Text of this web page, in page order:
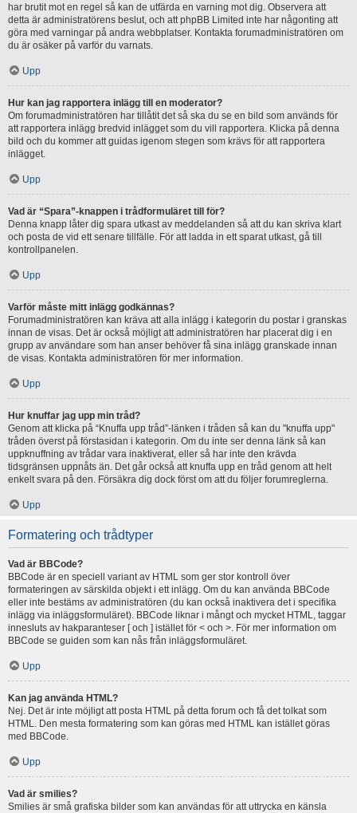
har brutit mot en regel så kan de utfärda en varning mot dig. Observera att
detta är administratörens beslut, och att phpBB Limited inte har någonting att
göra med varningar på andra webbplatser. Kontakta forumadministratören om
du är osäker på varför du varnats.
Upp
Hur kan jag rapportera inlägg till en moderator?
Om forumadministratören har tillåtit det så ska du se en bild som används för
att rapportera inlägg bredvid inlägget som du vill rapportera. Klicka på denna
bild och du kommer att guidas igenom stegen som krävs för att rapportera
inlägget.
Upp
Vad är “Spara”-knappen i trådformuläret till för?
Denna knapp låter dig spara utkast av meddelanden så att du kan skriva klart
och posta de vid ett senare tillfälle. För att ladda in ett sparat utkast, gå till
kontrollpanelen.
Upp
Varför måste mitt inlägg godkännas?
Forumadministratören kan kräva att alla inlägg i kategorin du postar i granskas
innan de visas. Det är också möjligt att administratören har placerat dig i en
grupp av användare som han anser behöver få sina inlägg granskade innan
de visas. Kontakta administratören för mer information.
Upp
Hur knuffar jag upp min tråd?
Genom att klicka på “Knuffa upp tråd”-länken i tråden så kan du "knuffa upp"
tråden överst på förstasidan i kategorin. Om du inte ser denna länk så kan
uppknuffning av trådar vara inaktiverat, eller så har inte den krävda
tidsgränsen uppnåts än. Det går också att knuffa upp en tråd genom att helt
enkelt svara på den. Försäkra dig dock först om att du följer forumreglerna.
Upp
Formatering och trådtyper
Vad är BBCode?
BBCode är en speciell variant av HTML som ger stor kontroll över
formateringen av särskilda objekt i ett inlägg. Om du kan använda BBCode
eller inte bestäms av administratören (du kan också inaktivera det i specifika
inlägg via inläggsformuläret). BBCode liknar i mångt och mycket HTML, taggar
innesluts av hakparanteser [ och ] istället för < och >. För mer information om
BBCode se guiden som kan nås från inläggsformuläret.
Upp
Kan jag använda HTML?
Nej. Det är inte möjligt att posta HTML på detta forum och få det tolkat som
HTML. Den mesta formatering som kan göras med HTML kan istället göras
med BBCode.
Upp
Vad är smilies?
Smilies är små grafiska bilder som kan användas för att uttrycka en känsla